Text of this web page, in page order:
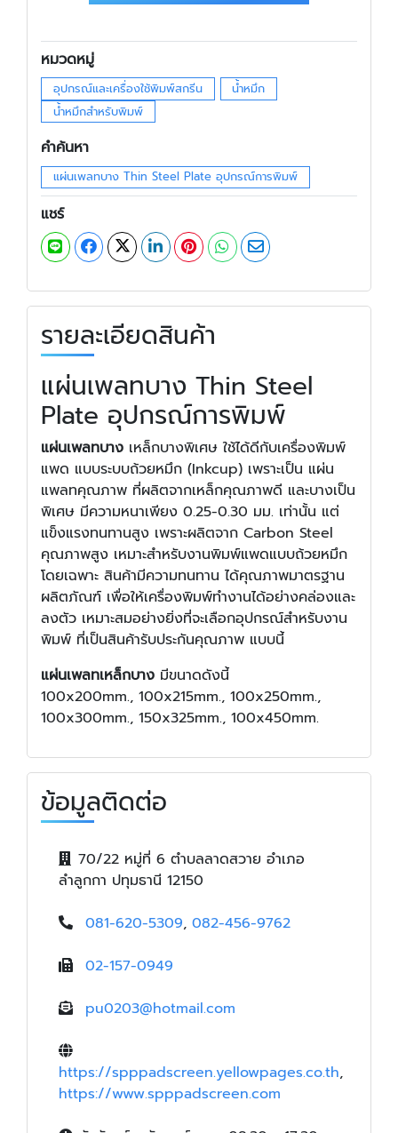
หมวดหมู่
อุปกรณ์และเครื่องใช้พิมพ์สกรีน
น้ำหมึก
น้ำหมึกสำหรับพิมพ์
คำค้นหา
แผ่นเพลทบาง Thin Steel Plate อุปกรณ์การพิมพ์
แชร์
รายละเอียดสินค้า
แผ่นเพลทบาง Thin Steel
Plate อุปกรณ์การพิมพ์
แผ่นเพลทบาง เหล็กบางพิเศษ ใช้ได้ดีกับเครื่องพิมพ์
แพด แบบระบบถ้วยหมึก (Inkcup) เพราะเป็น แผ่น
แพลทคุณภาพ ที่ผลิตจากเหล็กคุณภาพดี และบางเป็น
พิเศษ มีความหนาเพียง 0.25-0.30 มม. เท่านั้น แต่
แข็งแรงทนทานสูง เพราะผลิตจาก Carbon Steel
คุณภาพสูง เหมาะสำหรับงานพิมพ์แพดแบบถ้วยหมึก
โดยเฉพาะ สินค้ามีความทนทาน ได้คุณภาพมาตรฐาน
ผลิตภัณฑ์ เพื่อให้เครื่องพิมพ์ทำงานได้อย่างคล่องและ
ลงตัว เหมาะสมอย่างยิ่งที่จะเลือกอุปกรณ์สำหรับงาน
พิมพ์ ที่เป็นสินค้ารับประกันคุณภาพ แบบนี้
แผ่นเพลทเหล็กบาง มีขนาดดังนี้
100x200mm., 100x215mm., 100x250mm.,
100x300mm., 150x325mm., 100x450mm.
ข้อมูลติดต่อ
70/22 หมู่ที่ 6 ตำบลลาดสวาย อำเภอ
ลำลูกกา ปทุมธานี 12150
081-620-5309, 082-456-9762
02-157-0949
pu0203@hotmail.com
https://spppadscreen.yellowpages.co.th,
https://www.spppadscreen.com